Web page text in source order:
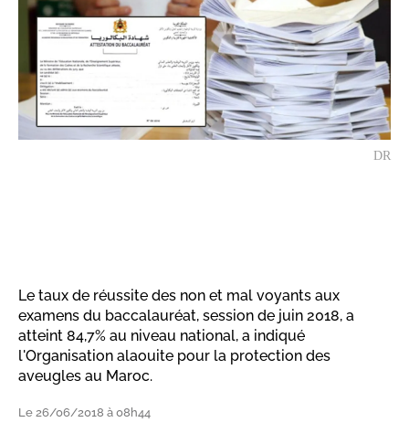
DR
Le taux de réussite des non et mal voyants aux
examens du baccalauréat, session de juin 2018, a
atteint 84,7% au niveau national, a indiqué
l'Organisation alaouite pour la protection des
aveugles au Maroc.
Le 26/06/2018 à 08h44